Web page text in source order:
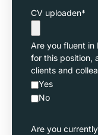
CV uploaden*
Are you fluent in
for this position,
clients and
Yes
No
Are you